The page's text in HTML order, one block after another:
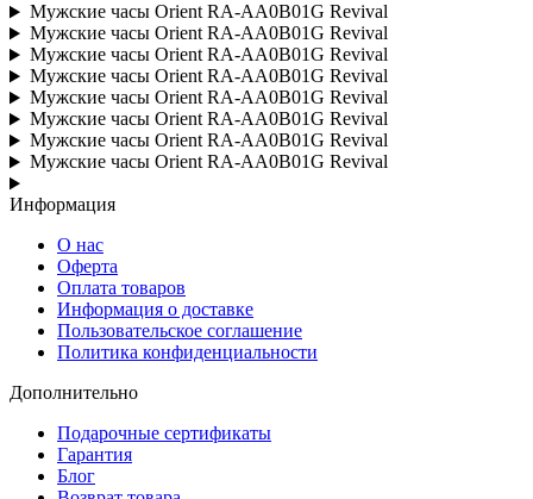
Мужские часы Orient RA-AA0B01G Revival
Мужские часы Orient RA-AA0B01G Revival
Мужские часы Orient RA-AA0B01G Revival
Мужские часы Orient RA-AA0B01G Revival
Мужские часы Orient RA-AA0B01G Revival
Мужские часы Orient RA-AA0B01G Revival
Мужские часы Orient RA-AA0B01G Revival
Мужские часы Orient RA-AA0B01G Revival
Информация
О нас
Оферта
Оплата товаров
Информация о доставке
Пользовательское соглашение
Политика конфиденциальности
Дополнительно
Подарочные сертификаты
Гарантия
Блог